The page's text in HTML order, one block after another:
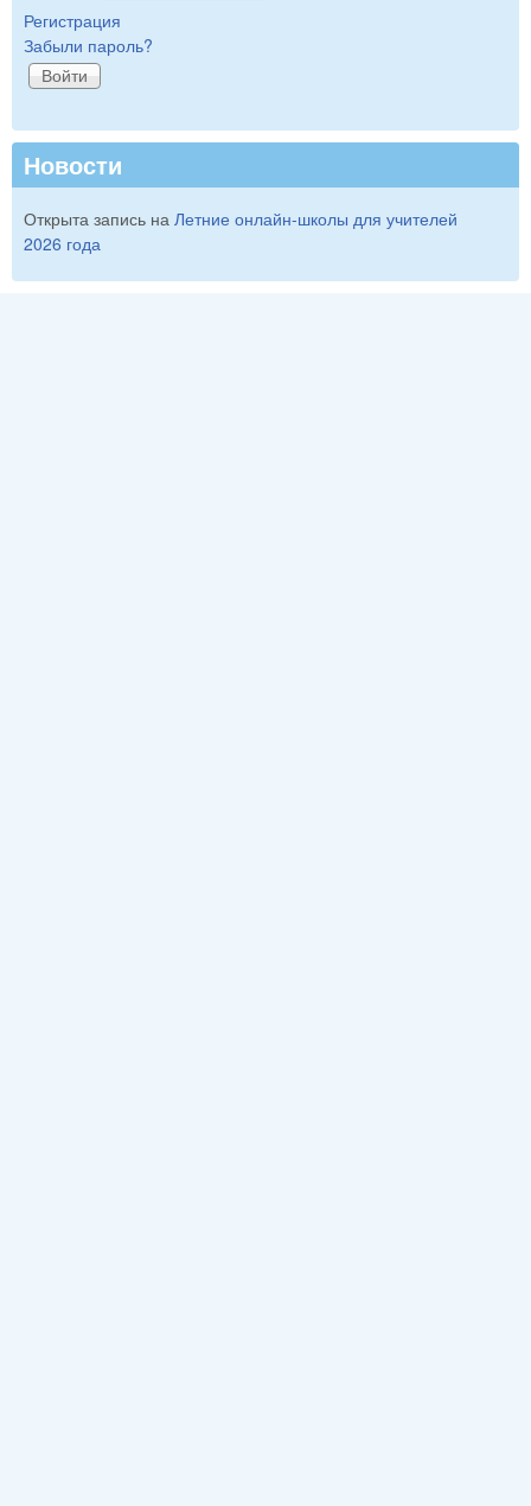
Регистрация
Забыли пароль?
Новости
Открыта запись на Летние онлайн-школы для учителей
2026 года